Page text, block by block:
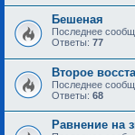
Бешеная
Последнее
Ответы: 77
Второе
Последнее
Ответы: 68
Равнение на